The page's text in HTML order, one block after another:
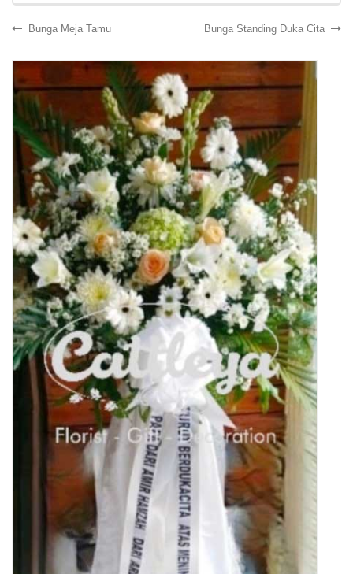
Bunga Meja Tamu Bunga Standing Duka Cita